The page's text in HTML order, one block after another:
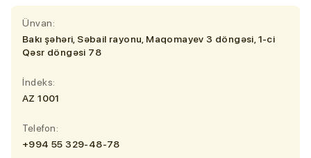
Ünvan:
Bakı şəhəri, Səbail rayonu, Maqomayev 3 döngəsi, 1-ci
Qəsr döngəsi 78
İndeks:
AZ 1001
Telefon:
+994 55 329-48-78